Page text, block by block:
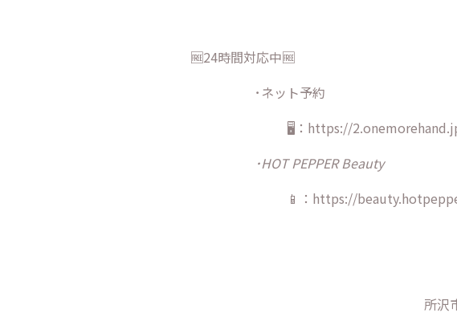
🆓24時間対応中🆓
･ネット予約
🖥：https://
･HOT PEPPER Beauty
📱：https://
所沢